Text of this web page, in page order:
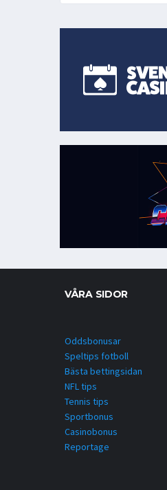
VÅRA SIDOR
Oddsbonusar
Speltips fotboll
Bästa bettingsidan
NFL tips
Tennis tips
Sportbonus
Casinobonus
Reportage